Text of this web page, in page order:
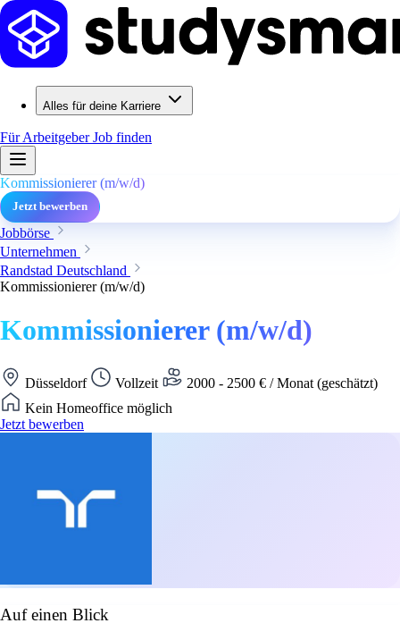
Alles für deine Karriere
Für ArbeitgeberJob finden
Kommissionierer (m/w/d)
Jetzt bewerben
Jobbörse
Unternehmen
Randstad Deutschland
Kommissionierer (m/w/d)
Kommissionierer (m/w/d)
Düsseldorf Vollzeit
2000 - 2500 € / Monat (geschätzt)
Kein Homeoffice möglich
Jetzt bewerben
Auf einen Blick